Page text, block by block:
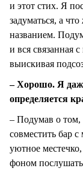
и этот стих. Я
задуматься, а
названием.
и вся связанная
выискивая
– Хорошо. Я
определяется
– Подумав о том,
совместить бар
уютное
фоном